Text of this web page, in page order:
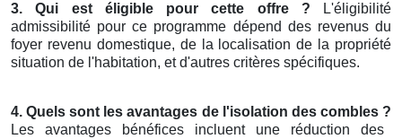
3. Qui est éligible pour cette offre ? L'éligibilité
admissibilité pour ce programme dépend des revenus du
foyer revenu domestique, de la localisation de la propriété
situation de l'habitation, et d'autres critères spécifiques.
4. Quels sont les avantages de l'isolation des combles ?
Les avantages bénéfices incluent une réduction des